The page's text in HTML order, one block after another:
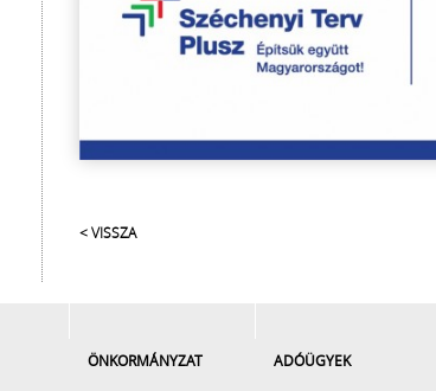
< VISSZA
ÖNKORMÁNYZAT ADÓÜGYEK